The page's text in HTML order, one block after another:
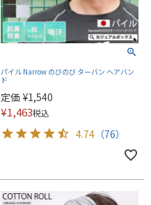
パイル Narrow のびのび ターバン ヘアバン
ド
定価 ¥1,540
¥1,463税込
4.74 （76）